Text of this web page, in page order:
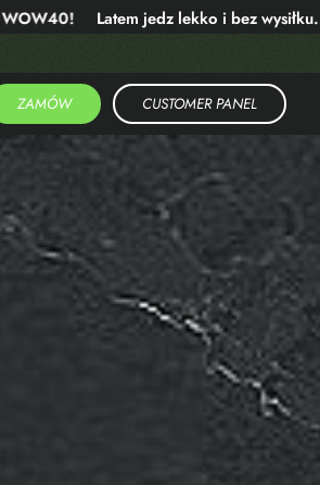
Latem jedz lekko i bez wysiłku.
ZAMÓW CUSTOMER PANEL